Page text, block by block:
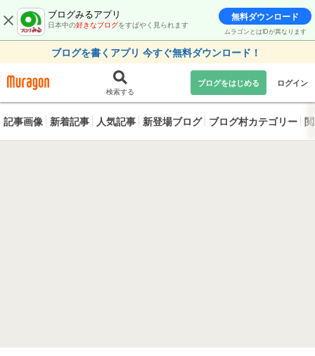
ブログみるアプリ
日本中の好きなブログをすばやく見られます
無料ダウンロード
ムラゴンとはIDが異なります
ブログを書くアプリ 今すぐ無料ダウンロード！
検索する
ブログをはじめる ログイン
記事画像 新着記事 人気記事 新登場ブログ ブログ村カテゴリー